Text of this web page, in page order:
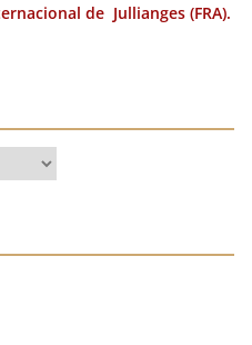
de Jullianges (FRA).